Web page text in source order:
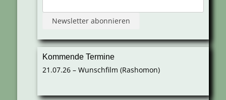
Kommende Termine
21.07.26 – Wunschfilm (Rashomon)